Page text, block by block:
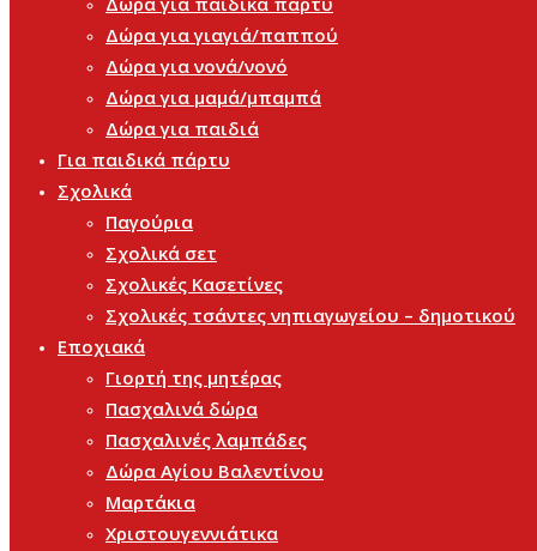
Δώρα για γιαγιά/παππού
Δώρα για νονά/νονό
Δώρα για μαμά/μπαμπά
Δώρα για παιδιά
Για παιδικά πάρτυ
Σχολικά
Παγούρια
Σχολικά σετ
Σχολικές Κασετίνες
Σχολικές τσάντες νηπιαγωγείου – δημοτικού
Εποχιακά
Γιορτή της μητέρας
Πασχαλινά δώρα
Πασχαλινές λαμπάδες
Δώρα Αγίου Βαλεντίνου
Μαρτάκια
Χριστουγεννιάτικα